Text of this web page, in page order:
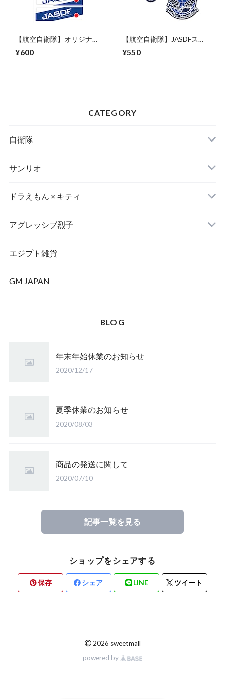
【航空自衛隊】オリジナル
料<DM便>
¥600
【航空自衛隊】JASDFステ
無料<DM便>
¥550
CATEGORY
自衛隊
陸上自衛隊グッズ
海上自衛隊グッズ
航空自衛隊グッズ
サンリオ
衛生日用品
ドラえもん × キティ
アグレッシブ烈子
エジプト雑貨
GM JAPAN
BLOG
年末年始休業のお知らせ
2020/12/17
夏季休業のお知らせ
2020/08/03
商品の発送に関して
2020/07/10
記事一覧を見る
ショップをシェアする
保存 シェア LINE ツイート
© 2026 sweetmall
powered by